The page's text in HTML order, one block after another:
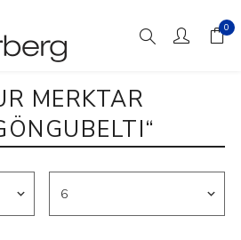
0
MERKTAR